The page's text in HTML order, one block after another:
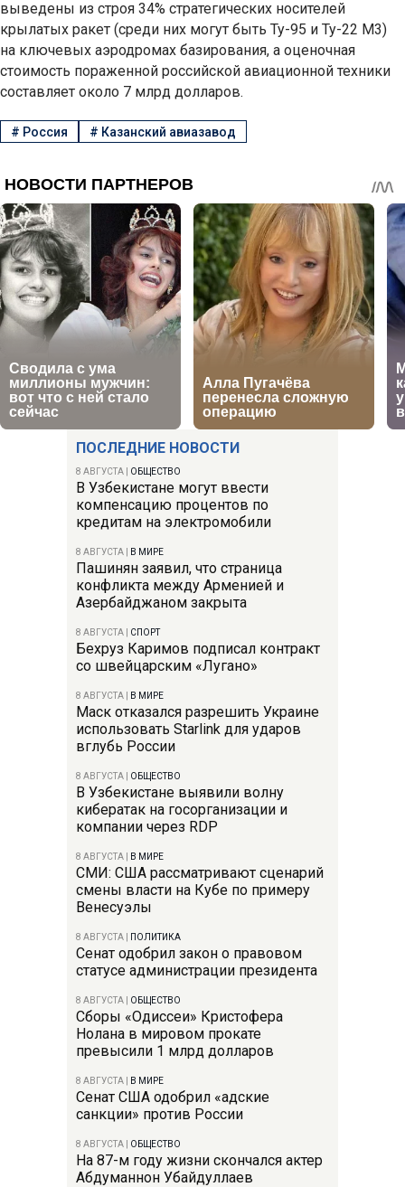
ПОСЛЕДНИЕ НОВОСТИ
8 АВГУСТА ОБЩЕСТВО
В Узбекистане могут ввести
компенсацию процентов по
кредитам на электромобили
8 АВГУСТА В МИРЕ
Пашинян заявил, что страница
конфликта между Арменией и
Азербайджаном закрыта
8 АВГУСТА СПОРТ
Бехруз Каримов подписал контракт
со швейцарским «Лугано»
8 АВГУСТА В МИРЕ
Маск отказался разрешить Украине
использовать Starlink для ударов
вглубь России
8 АВГУСТА ОБЩЕСТВО
В Узбекистане выявили волну
кибератак на госорганизации и
компании через RDP
8 АВГУСТА В МИРЕ
СМИ: США рассматривают сценарий
смены власти на Кубе по примеру
Венесуэлы
8 АВГУСТА ПОЛИТИКА
Сенат одобрил закон о правовом
статусе администрации президента
8 АВГУСТА ОБЩЕСТВО
Сборы «Одиссеи» Кристофера
Нолана в мировом прокате
превысили 1 млрд долларов
8 АВГУСТА В МИРЕ
Сенат США одобрил «адские
санкции» против России
8 АВГУСТА ОБЩЕСТВО
На 87-м году жизни скончался актер
Абдуманнон Убайдуллаев
выведены из строя 34% стратегических носителей
крылатых ракет (среди них могут быть Ту-95 и Ту-22 М3)
на ключевых аэродромах базирования, а оценочная
стоимость пораженной российской авиационной техники
составляет около 7 млрд долларов.
# Россия # Казанский авиазавод